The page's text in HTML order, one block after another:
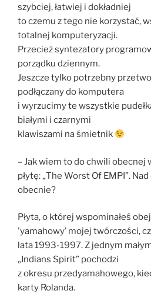
szybciej, łatwiej i dokładniej
to czemu z tego nie korzystać,
totalnej komputeryzacji.
Przecież syntezatory
porządku dziennym.
Jeszcze tylko potrzebny
podłączany do komputera
i wyrzucimy te wszystkie
białymi i czarnymi
klawiszami na śmietnik
– Jak wiem to do chwili obecnej
płytę: „The Worst Of EMPI”.
obecnie?
Płyta, o której wspominałeś
'yamahowy’ mojej twórczości,
lata 1993-1997. Z jednym
„Indians Spirit” pochodzi
z okresu przedyamahowego,
karty Rolanda.